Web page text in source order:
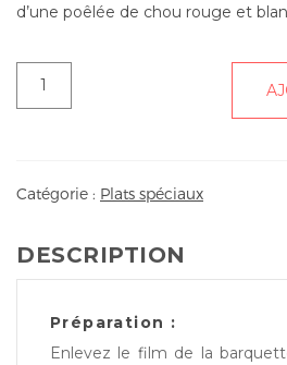
d’une poêlée de chou rouge et
quantité
vivaneau
poêlée
chou
rouge
Catégorie : Plats spéciaux
DESCRIPTION
Préparation :
Enlevez le film de la